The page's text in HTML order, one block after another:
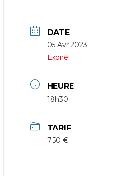
DATE
05 Avr 2023
Expiré!
HEURE
18h30
TARIF
7.50 €